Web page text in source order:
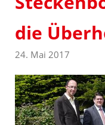
die
24. Mai 2017